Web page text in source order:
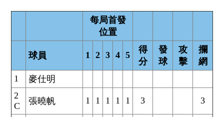
每局首發
位置
球員 1 2 3 4 5
得
分
發
球
攻
擊
攔
網
1
麥仕明
2
C
張曉帆 1 1 1 1 1 3 3